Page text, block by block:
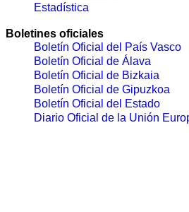
Estadística
Boletines oficiales
Boletín Oficial del País Vasco
Boletín Oficial de Álava
Boletín Oficial de Bizkaia
Boletín Oficial de Gipuzkoa
Boletín Oficial del Estado
Diario Oficial de la Unión